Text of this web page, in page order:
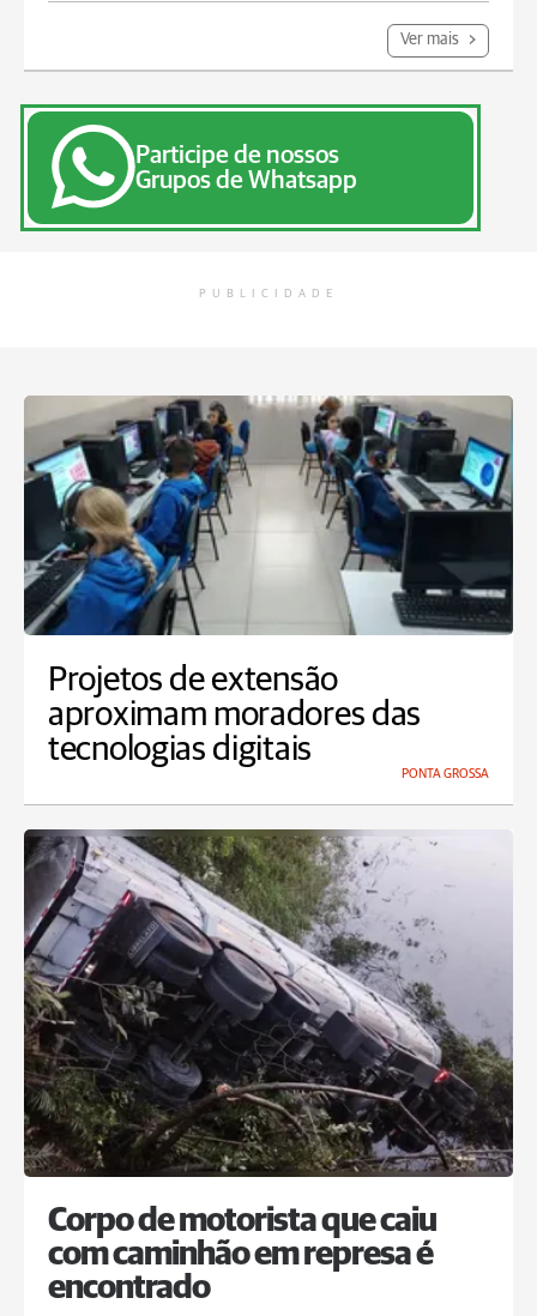
Ver mais
Participe de nossos
Grupos de Whatsapp
PUBLICIDADE
Projetos de extensão
aproximam moradores das
tecnologias digitais
PONTA GROSSA
Corpo de motorista que caiu
com caminhão em represa é
encontrado